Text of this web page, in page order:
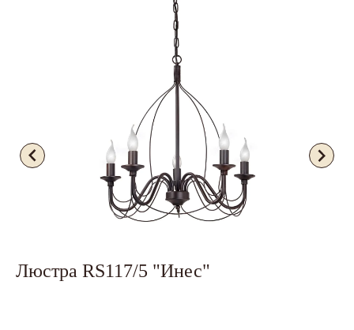
Люстра RS117/5 "Инес"